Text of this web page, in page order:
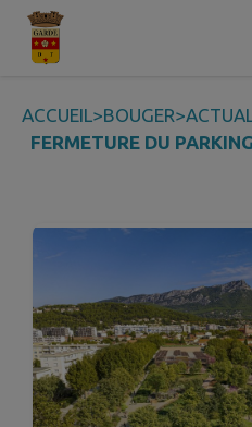
Contenu
ACCUEIL>BOUGER>
FERMETURE DU